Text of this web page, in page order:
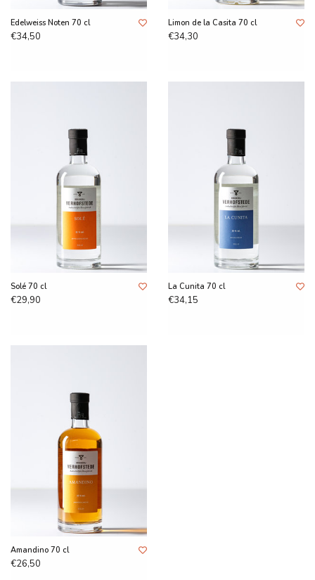
Edelweiss Noten 70 cl
€34,50
Limon de la Casita 70 cl
€34,30
Solé 70 cl
€29,90
La Cunita 70 cl
€34,15
Amandino 70 cl
€26,50